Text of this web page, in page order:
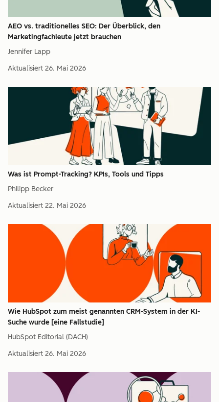
AEO vs. traditionelles SEO: Der Überblick, den
Marketingfachleute jetzt brauchen
Jennifer Lapp
Aktualisiert 26. Mai 2026
Was ist Prompt-Tracking? KPIs, Tools und Tipps
Philipp Becker
Aktualisiert 22. Mai 2026
Wie HubSpot zum meist genannten CRM-System in der KI-
Suche wurde [eine Fallstudie]
HubSpot Editorial (DACH)
Aktualisiert 26. Mai 2026